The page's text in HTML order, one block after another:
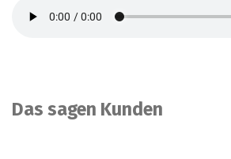
Das sagen Kunden